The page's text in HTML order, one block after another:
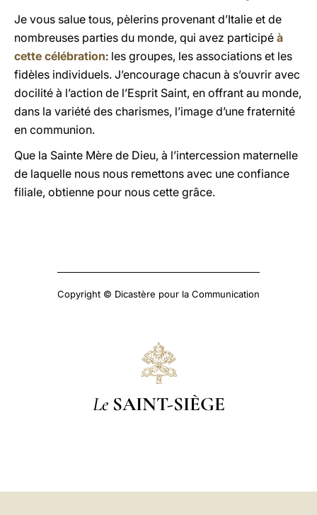
Je vous salue tous, pèlerins provenant d’Italie et de
nombreuses parties du monde, qui avez participé à
cette célébration: les groupes, les associations et les
fidèles individuels. J’encourage chacun à s’ouvrir avec
docilité à l’action de l’Esprit Saint, en offrant au monde,
dans la variété des charismes, l’image d’une fraternité
en communion.
Que la Sainte Mère de Dieu, à l’intercession maternelle
de laquelle nous nous remettons avec une confiance
filiale, obtienne pour nous cette grâce.
Copyright © Dicastère pour la Communication
Le SAINT-SIÈGE